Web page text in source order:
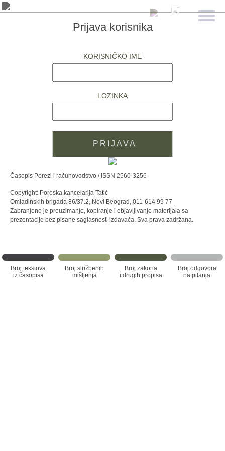
Prijava korisnika
KORISNIČKO IME
LOZINKA
Časopis Porezi i računovodstvo / ISSN 2560-3256
Copyright: Poreska kancelarija Tatić
Omladinskih brigada 86/37.2, Novi Beograd, 011-614 99 77
Zabranjeno je preuzimanje, kopiranje i objavljivanje materijala sa
prezentacije bez pisane saglasnosti izdavača. Sva prava zadržana.
Broj tekstova
iz časopisa
Broj službenih
mišljenja
Broj zakona
i drugih propisa
Broj odgovora
na pitanja